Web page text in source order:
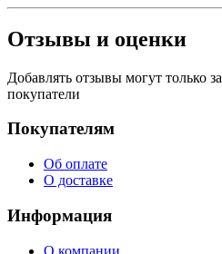
Отзывы и оценки
Добавлять отзывы могут только
покупатели
Покупателям
Об оплате
О доставке
Информация
О компании